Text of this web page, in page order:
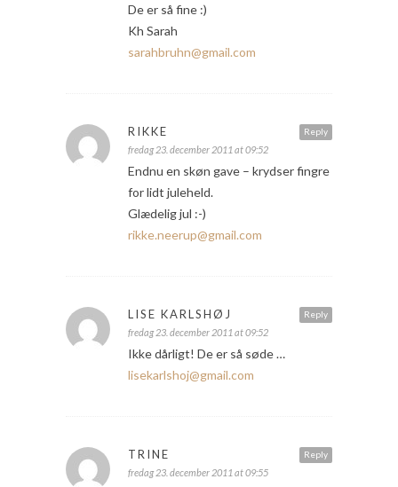
De er så fine :)
Kh Sarah
sarahbruhn@gmail.com
Reply
RIKKE
fredag 23. december 2011 at 09:52
Endnu en skøn gave – krydser fingre
for lidt juleheld.
Glædelig jul :-)
rikke.neerup@gmail.com
Reply
LISE KARLSHØJ
fredag 23. december 2011 at 09:52
Ikke dårligt! De er så søde …
lisekarlshoj@gmail.com
Reply
TRINE
fredag 23. december 2011 at 09:55